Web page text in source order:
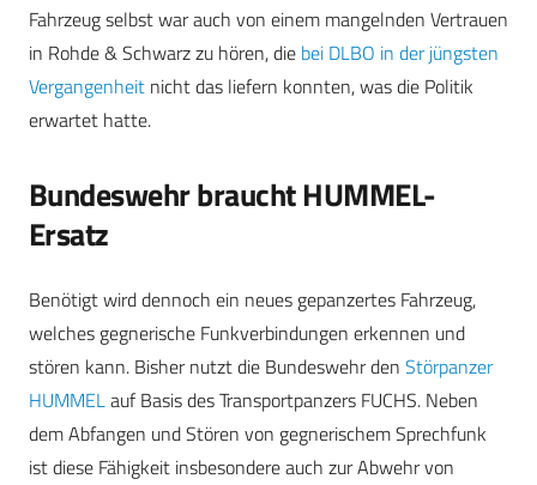
Fahrzeug selbst war auch von einem mangelnden Vertrauen
in Rohde & Schwarz zu hören, die bei DLBO in der jüngsten
Vergangenheit nicht das liefern konnten, was die Politik
erwartet hatte.
Bundeswehr braucht HUMMEL-
Ersatz
Benötigt wird dennoch ein neues gepanzertes Fahrzeug,
welches gegnerische Funkverbindungen erkennen und
stören kann. Bisher nutzt die Bundeswehr den Störpanzer
HUMMELauf Basis des Transportpanzers FUCHS. Neben
dem Abfangen und Stören von gegnerischem Sprechfunk
ist diese Fähigkeit insbesondere auch zur Abwehr von